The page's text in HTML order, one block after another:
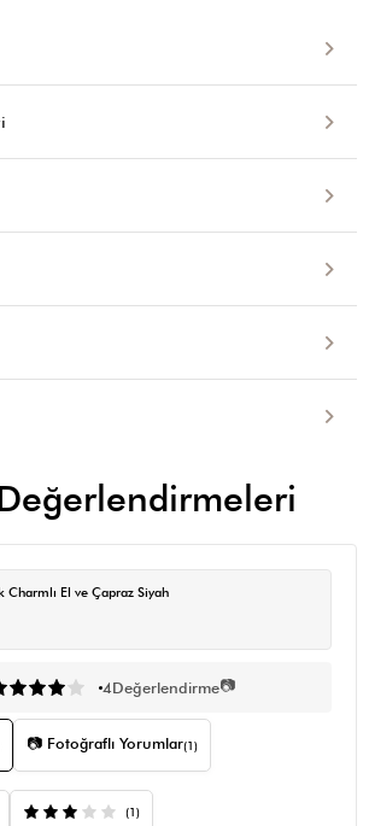
Charmlı El ve Çapraz Siyah
4Değerlendirme📷
📷 Fotoğraflı Yorumlar(1)
(1)